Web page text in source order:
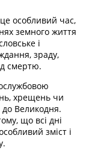
особливий час,
земного життя
і
зраду,
смертю.
хрещень чи
до Великодня.
що всі дні
зміст і